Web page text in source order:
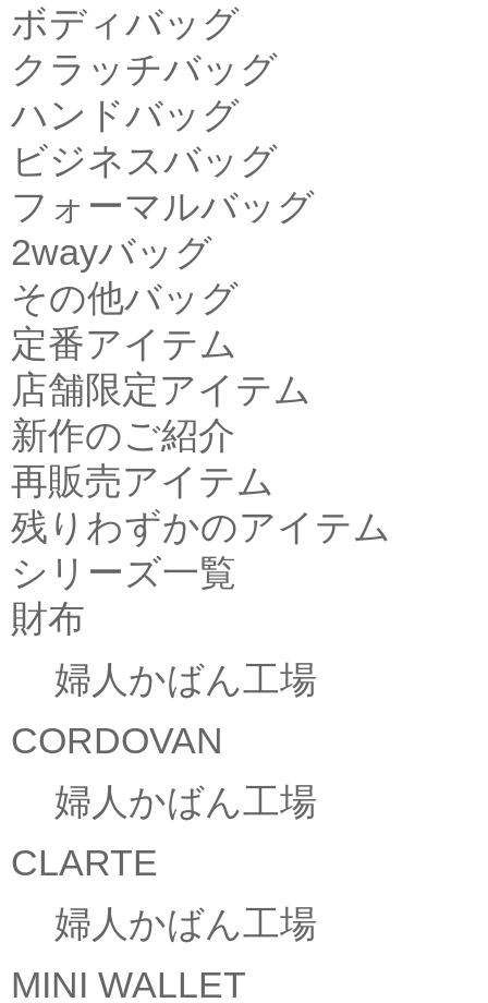
ボディバッグ
クラッチバッグ
ハンドバッグ
ビジネスバッグ
フォーマルバッグ
2wayバッグ
その他バッグ
定番アイテム
店舗限定アイテム
新作のご紹介
再販売アイテム
残りわずかのアイテム
シリーズ一覧
財布
婦人かばん工場
CORDOVAN
婦人かばん工場
CLARTE
婦人かばん工場
MINI WALLET